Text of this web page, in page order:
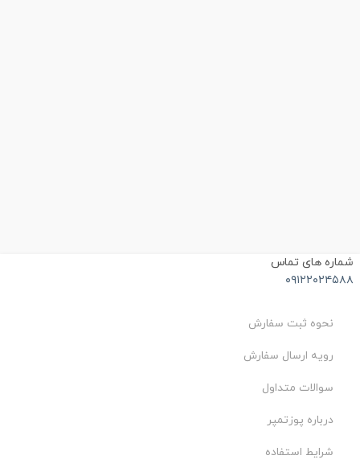
های تماس
نحوه ثبت سفارش
رویه ارسال سفارش
سوالات متداول
درباره پوزتمپر
شرایط استفاده